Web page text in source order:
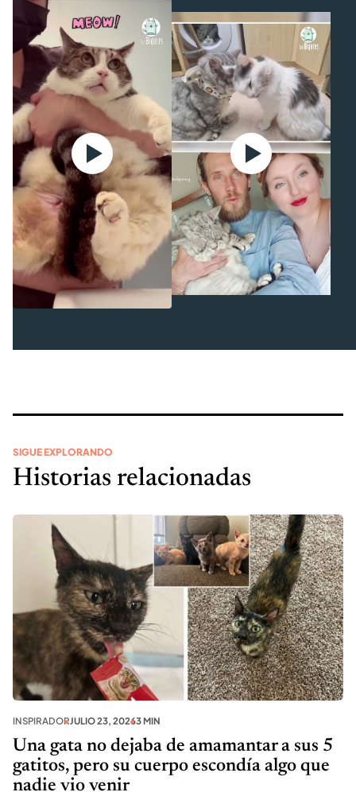
SIGUE EXPLORANDO
Historias relacionadas
INSPIRADORJULIO 23, 20263 MIN
Una gata no dejaba de amamantar a sus 5
gatitos, pero su cuerpo escondía algo que
nadie vio venir